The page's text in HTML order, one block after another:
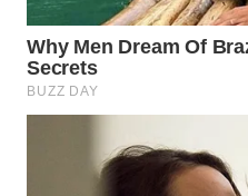
KELISTRIKAN
WALINKI
ID